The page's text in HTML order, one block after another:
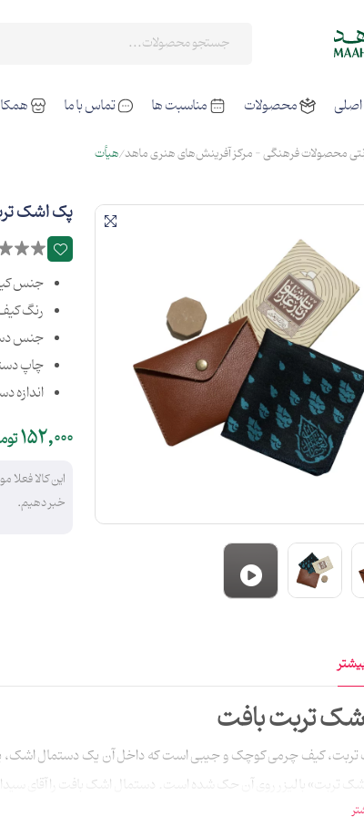
محصولات مناسبت ها تماس با ما
محصولات فرهنگی - مرکز آفرینش‌های هنری ماهد هیأت
پک اشک
جنس
رنگ
جنس
چاپ
اندازه
152,000
این کالا
خبر دهیم.
تربت بافت
کیف چرمی کوچک و جیبی‌ است که داخل آن یک دستمال اشک،